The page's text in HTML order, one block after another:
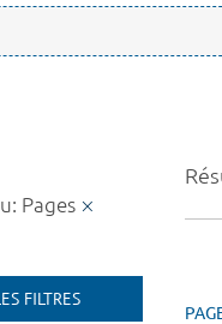
Pages
FILTRES